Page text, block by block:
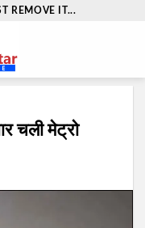
REMOVE IT...
चली मेट्रो